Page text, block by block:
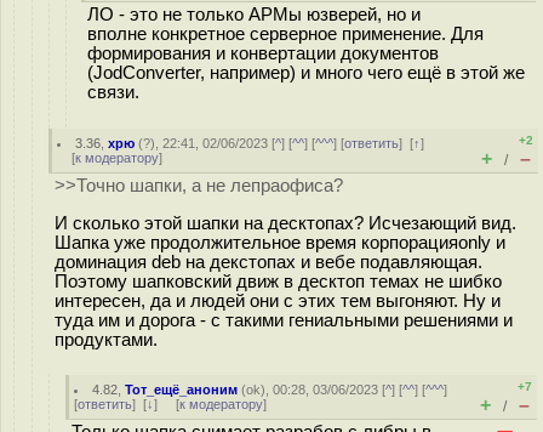
ЛО - это не только АРМы юзверей, но и
вполне конкретное серверное применение. Для
формирования и конвертации документов
(JodConverter, например) и много чего ещё в этой же
связи.
3.36 ,хрю (?), 22:41, 02/06/2023 [^] [^^] [^^^] [ответить][↑]
[к модератору]
+2
+ / –
>>Точно шапки, а не лепраофиса?
И сколько этой шапки на десктопах? Исчезающий вид.
Шапка уже продолжительное время корпорацияonly и
доминация deb на декстопах и вебе подавляющая.
Поэтому шапковский движ в десктоп темах не шибко
интересен, да и людей они с этих тем выгоняют. Ну и
туда им и дорога - с такими гениальными решениями и
продуктами.
4.82 ,Тот_ещё_аноним (ok), 00:28, 03/06/2023 [^] [^^] [^^^]
[ответить] [↓] [к модератору]
+7
+ / –